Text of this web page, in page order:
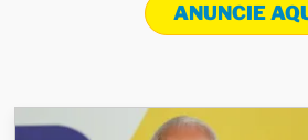
ANUNCIE